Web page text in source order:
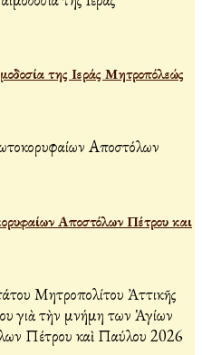
της Ιεράς Μητροπόλεώς
Αποστόλων Πέτρου και